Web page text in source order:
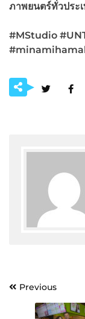
ภาพยนตร์ทั่วประ
#MStudio
PostPrevious